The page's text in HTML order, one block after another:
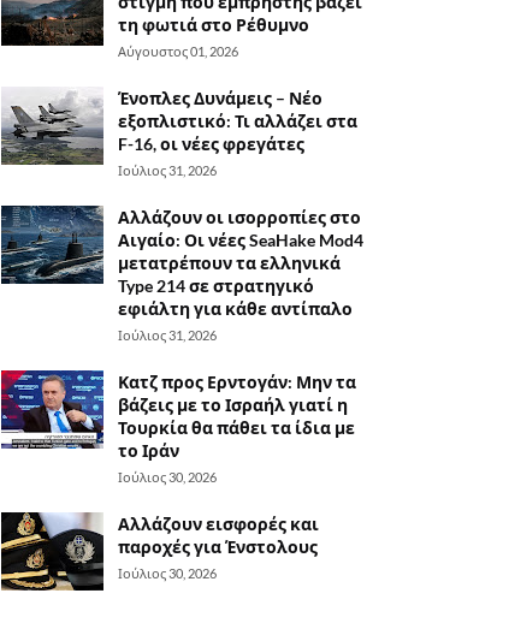
τη φωτιά στο Ρέθυμνο
Αύγουστος 01, 2026
Ένοπλες Δυνάμεις – Νέο
εξοπλιστικό: Τι αλλάζει στα
F-16, οι νέες φρεγάτες
Ιούλιος 31, 2026
Αλλάζουν οι ισορροπίες στο
Αιγαίο: Οι νέες SeaHake Mod4
μετατρέπουν τα ελληνικά
Type 214 σε στρατηγικό
εφιάλτη για κάθε αντίπαλο
Ιούλιος 31, 2026
Κατζ προς Ερντογάν: Μην τα
βάζεις με το Ισραήλ γιατί η
Τουρκία θα πάθει τα ίδια με
το Ιράν
Ιούλιος 30, 2026
Αλλάζουν εισφορές και
παροχές για Ένστολους
Ιούλιος 30, 2026